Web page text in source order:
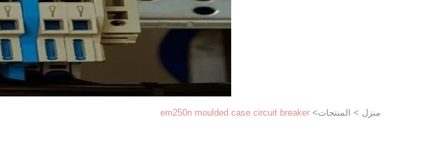
منزل > المنتجات>
em250n moulded case circuit breaker